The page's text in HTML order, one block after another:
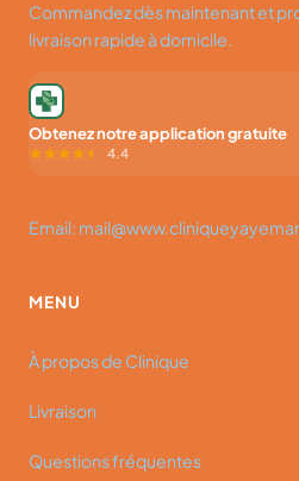
Commandez dès maintenant et
livraison rapide à domicile.
Obtenez notre application gratuite
4.4
Email:
MENU
À propos de Clinique
Livraison
Questions fréquentes